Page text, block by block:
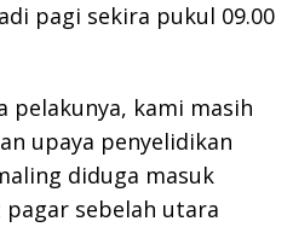
pagi sekira pukul 09.00
pelakunya, kami masih
upaya penyelidikan
diduga masuk
sebelah utara